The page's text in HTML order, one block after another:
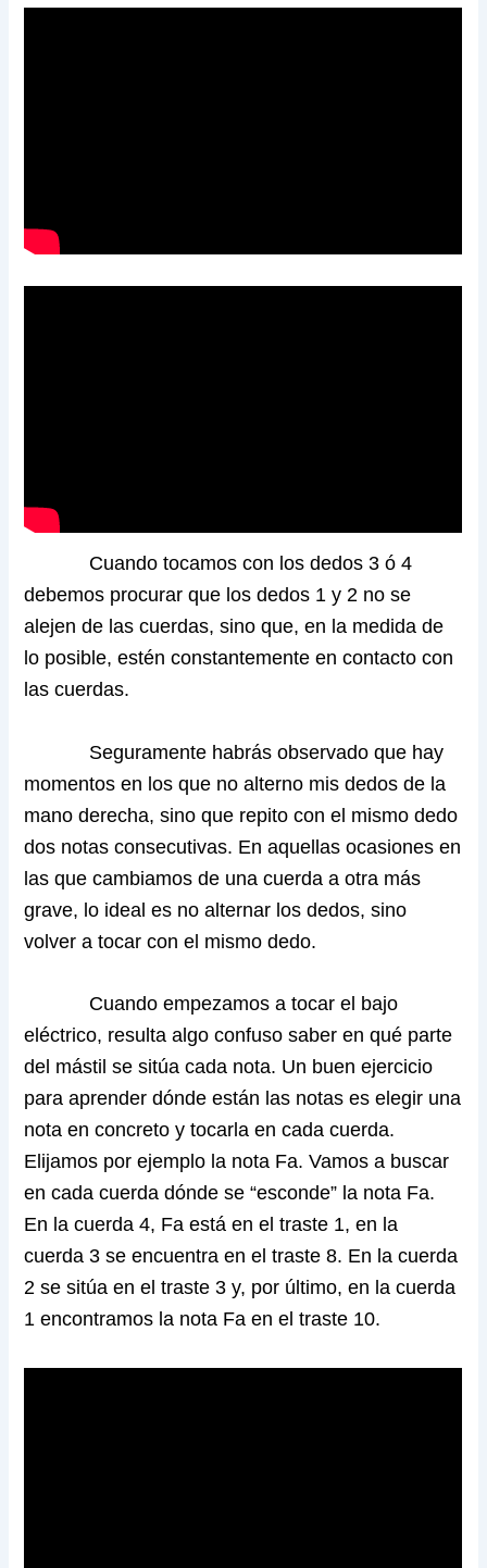
Cuando tocamos con los dedos 3 ó 4
debemos procurar que los dedos 1 y 2 no se
alejen de las cuerdas, sino que, en la medida de
lo posible, estén constantemente en contacto con
las cuerdas.
Seguramente habrás observado que hay
momentos en los que no alterno mis dedos de la
mano derecha, sino que repito con el mismo dedo
dos notas consecutivas. En aquellas ocasiones en
las que cambiamos de una cuerda a otra más
grave, lo ideal es no alternar los dedos, sino
volver a tocar con el mismo dedo.
Cuando empezamos a tocar el bajo
eléctrico, resulta algo confuso saber en qué parte
del mástil se sitúa cada nota. Un buen ejercicio
para aprender dónde están las notas es elegir una
nota en concreto y tocarla en cada cuerda.
Elijamos por ejemplo la nota Fa. Vamos a buscar
en cada cuerda dónde se “esconde” la nota Fa.
En la cuerda 4, Fa está en el traste 1, en la
cuerda 3 se encuentra en el traste 8. En la cuerda
2 se sitúa en el traste 3 y, por último, en la cuerda
1 encontramos la nota Fa en el traste 10.